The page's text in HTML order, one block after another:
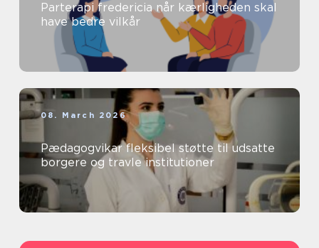
Parterapi fredericia når kærligheden skal
have bedre vilkår
08. March 2026
Pædagogvikar fleksibel støtte til udsatte
borgere og travle institutioner